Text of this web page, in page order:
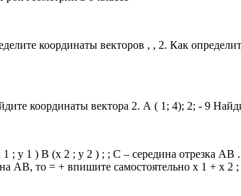
координаты векторов , , 2. Как
координаты вектора 2. А ( 1; 4); 2; - 9
; y 1 ) В (x 2 ; y 2 ) ; ; С – середина отрезка
АВ, то = + впишите самостоятельно x 1 + х